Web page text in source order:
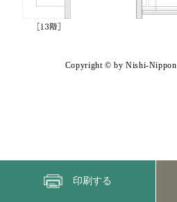
印刷する
Copyright © by Nishi-